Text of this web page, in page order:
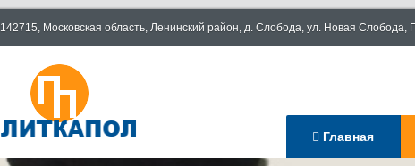
142715, Московская область, Ленинский район, д. Слобода, ул. Новая
Главная